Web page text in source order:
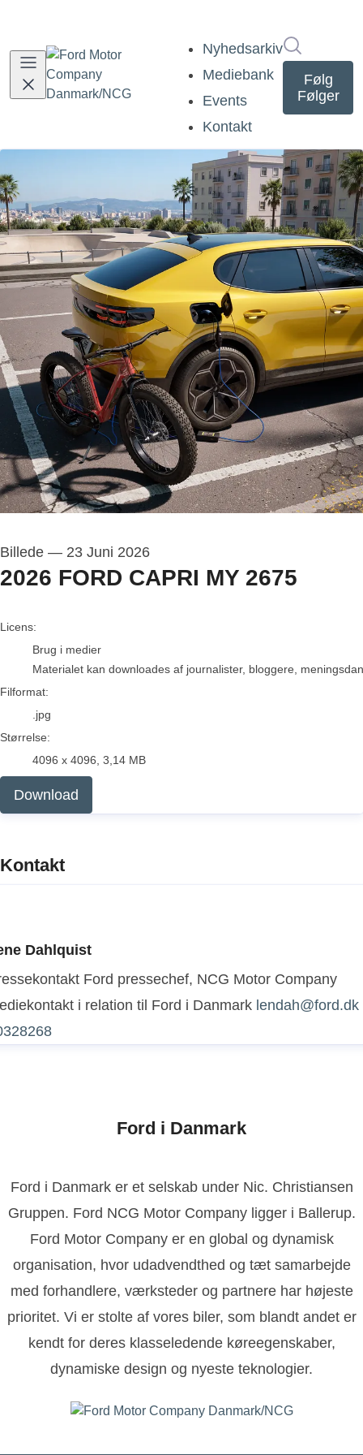
Nyhedsarkiv
Mediebank
Events
Kontakt
Følg
Følger
Billede — 23 Juni 2026
2026 FORD CAPRI MY 2675
go to media item
Licens:
Brug i medier
Materialet kan downloades af journalister, bloggere,
Filformat:
.jpg
Størrelse:
4096 x 4096, 3,14 MB
Download
Kontakt
Dahlquist
Ford pressechef, NCG Motor Company
i relation til Ford i Danmark lendah@ford.dk
Ford i Danmark
Ford i Danmark er et selskab under Nic. Christiansen
Gruppen. Ford NCG Motor Company ligger i Ballerup.
Ford Motor Company er en global og dynamisk
organisation, hvor udadvendthed og tæt samarbejde
med forhandlere, værksteder og partnere har højeste
prioritet. Vi er stolte af vores biler, som blandt andet er
kendt for deres klasseledende køreegenskaber,
dynamiske design og nyeste teknologier.